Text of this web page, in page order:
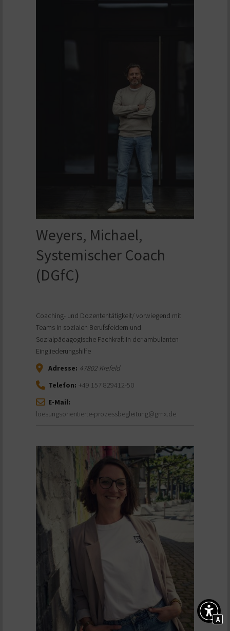
Weyers, Michael,
Systemischer Coach
(DGfC)
Coaching- und Dozententätigkeit/ vorwiegend mit
Teams in sozialen Berufsfeldern und
Sozialpädagogische Fachkraft in der ambulanten
Eingliederungshilfe
Adresse: 47802 Krefeld
Telefon: +49 157 829412-50
E-Mail:
loesungsorientierte-prozessbegleitung@gmx.de
A